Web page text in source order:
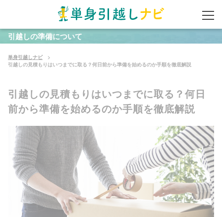
引越しの準備について
単身引越しナビ
引越しの見積もりはいつまでに取る？何日前から準備を始めるのか手順を徹底解説
引越しの見積もりはいつまでに取る？何日
前から準備を始めるのか手順を徹底解説